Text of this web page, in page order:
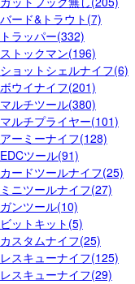
バード&トラウト(7)
トラッパー(332)
ストックマン(196)
ショットシェルナイフ(6)
ボウイナイフ(201)
マルチツール(380)
マルチプライヤー(101)
アーミーナイフ(128)
EDCツール(91)
カードツールナイフ(25)
ミニツールナイフ(27)
ガンツール(10)
ビットキット(5)
カスタムナイフ(25)
レスキューナイフ(125)
レスキューナイフ(29)